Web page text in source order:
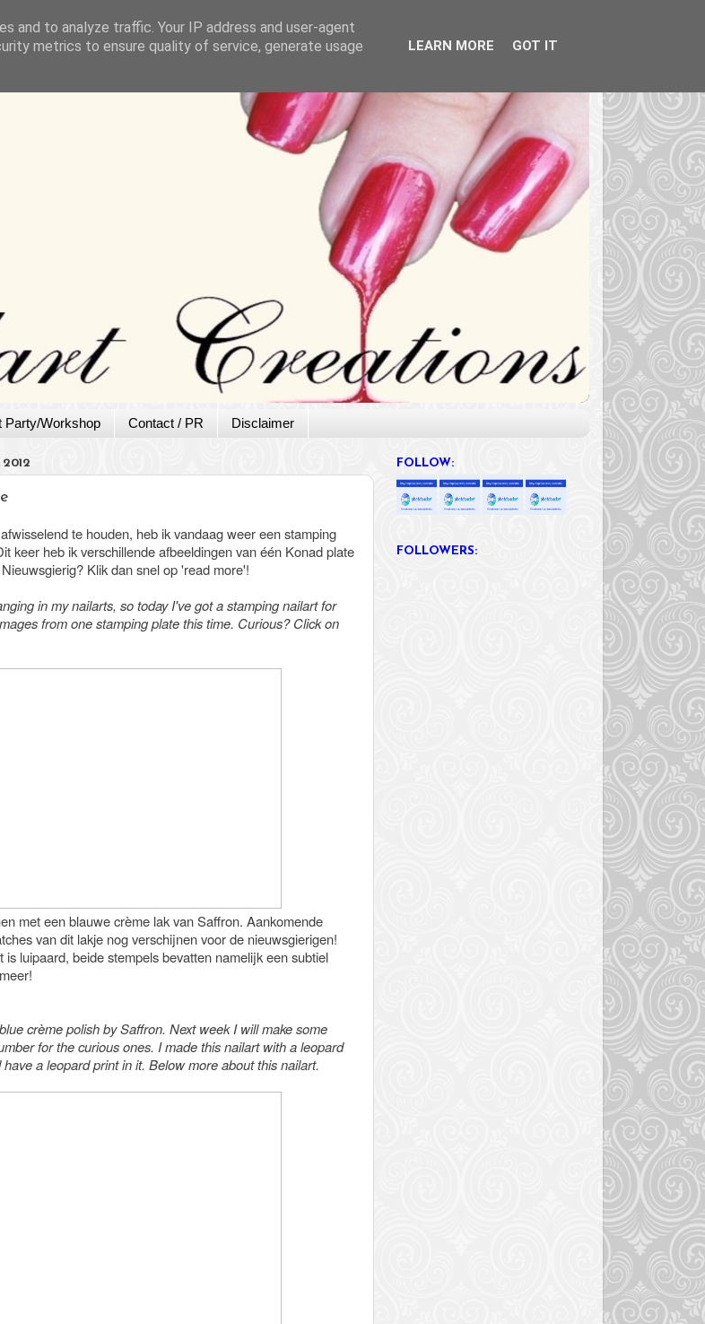
Party/Workshop Contact / PR Disclaimer
2012
te houden, heb ik vandaag weer een stamping
keer heb ik verschillende afbeeldingen van één Konad plate
Klik dan snel op 'read more'!
in my nailarts, so today I've got a stamping nailart for
from one stamping plate this time. Curious? Click on
met een blauwe crème lak van Saffron. Aankomende
van dit lakje nog verschijnen voor de nieuwsgierigen!
is luipaard, beide stempels bevatten namelijk een subtiel
crème polish by Saffron. Next week I will make some
for the curious ones. I made this nailart with a leopard
a leopard print in it. Below more about this nailart.
FOLLOW:
FOLLOWERS:
and to analyze traffic. Your IP address and user-agent
metrics to ensure quality of service, generate usage
LEARN MORE GOT IT